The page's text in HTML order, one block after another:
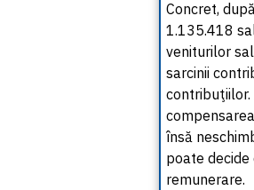
Concret,
1.135.418
veniturilor
sarcinii
însă
poate
remunerare.